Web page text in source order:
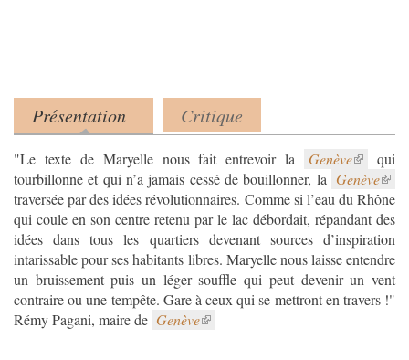
Product tabs
Présentation
(onglet actif)
Critique
"Le texte de Maryelle nous fait entrevoir la Genève
qui
tourbillonne et qui n’a jamais cessé de bouillonner, la Genève
traversée par des idées révolutionnaires. Comme si l’eau du Rhône
qui coule en son centre retenu par le lac débordait, répandant des
idées dans tous les quartiers devenant sources d’inspiration
intarissable pour ses habitants libres. Maryelle nous laisse entendre
un bruissement puis un léger souffle qui peut devenir un vent
contraire ou une tempête. Gare à ceux qui se mettront en travers !"
Rémy Pagani, maire de Genève